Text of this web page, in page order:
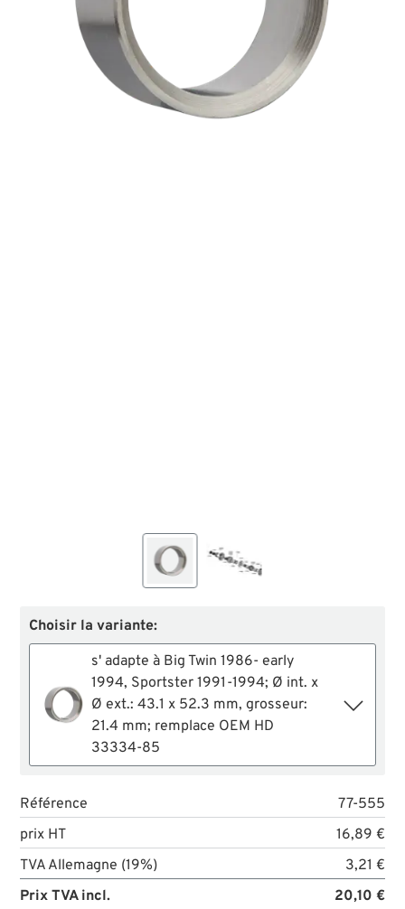
Choisir la variante:
s' adapte à Big Twin 1986- early
1994, Sportster 1991-1994; Ø int. x
Ø ext.: 43.1 x 52.3 mm, grosseur:
21.4 mm; remplace OEM HD
33334-85
Référence
77-555
prix HT
16,89 €
TVA Allemagne (19%)
3,21 €
Prix TVA incl.
20,10 €